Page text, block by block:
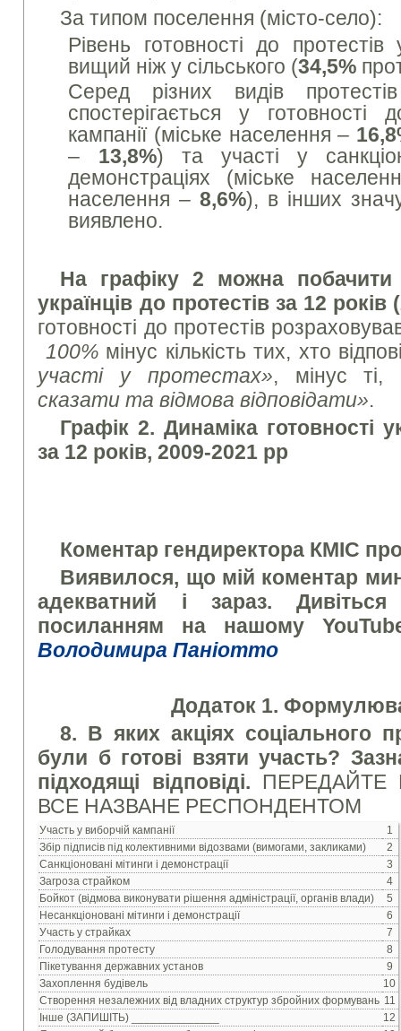
За типом поселення (місто-село):
Рівень готовності до
вищий ніж у сільського (34,5%
Серед різних видів
спостерігається у готовності
кампанії (міське населення –
– 13,8%) та участі у
демонстраціях (міське
населення –8,6%), в інших
виявлено.
На графіку 2 можна побачити
українців до протестів за 12
готовності до протестів
100%мінус кількість тих, хто
участі у протестах», мінус ті,
сказати та відмова відповідати».
Графік 2. Динаміка готовності
за 12 років, 2009-2021 рр
Коментар гендиректора КМІС
Виявилося, що мій коментар
адекватний і зараз.
посиланням на нашому
Володимира Паніотто
Додаток 1.
8. В яких акціях соціального
були б готові взяти участь?
підходящі відповіді. ПЕРЕДАЙТЕ
ВСЕ НАЗВАНЕ РЕСПОНДЕНТОМ
Участь у виборчій кампанії
1
Збір підписів під колективними відозвами (вимогами, закликами)
2
Санкціоновані мітинги і демонстрації
3
Загроза страйком
4
Бойкот (відмова виконувати рішення адміністрації, органів влади)
5
Несанкціоновані мітинги і демонстрації
6
Участь у страйках
7
Голодування протесту
8
Пікетування державних установ
9
Захоплення будівель
10
Створення незалежних від владних структур збройних формувань 11
Інше (ЗАПИШІТЬ) ______________
12